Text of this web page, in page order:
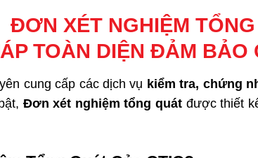
ĐƠN XÉT NGHIỆM
TOÀN DIỆN ĐẢM
cung cấp các dịch vụ kiểm tra, chứng
Đơn xét nghiệm tổng quátđược thiết